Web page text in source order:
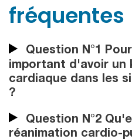
fréquentes
Question N°1
important d'avoir un
cardiaque dans les
?
Question N°2
réanimation cardio-